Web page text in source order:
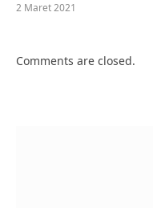
2 Maret 2021
Comments are closed.